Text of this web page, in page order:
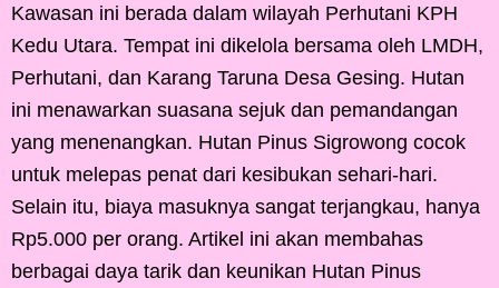
Kawasan ini berada dalam wilayah Perhutani KPH
Kedu Utara. Tempat ini dikelola bersama oleh LMDH,
Perhutani, dan Karang Taruna Desa Gesing. Hutan
ini menawarkan suasana sejuk dan pemandangan
yang menenangkan. Hutan Pinus Sigrowong cocok
untuk melepas penat dari kesibukan sehari-hari.
Selain itu, biaya masuknya sangat terjangkau, hanya
Rp5.000 per orang. Artikel ini akan membahas
berbagai daya tarik dan keunikan Hutan Pinus